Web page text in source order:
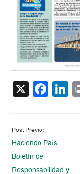
X
Post Previo:
Haciendo País:
Boletín de
Responsabilidad y